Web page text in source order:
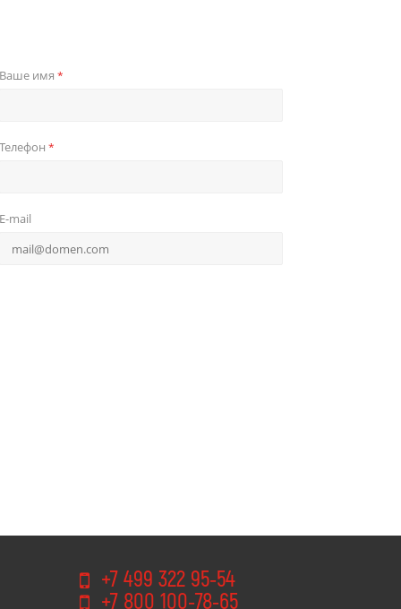
Ваше имя*
Телефон*
E-mail
+7 499 322 95-54
+7 800 100-78-65